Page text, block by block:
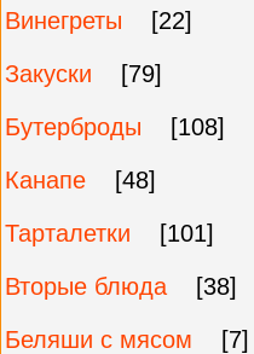
Винегреты
[22]
Закуски
[79]
Бутерброды
[108]
Канапе
[48]
Тарталетки
[101]
Вторые блюда
[38]
Беляши с мясом
[7]